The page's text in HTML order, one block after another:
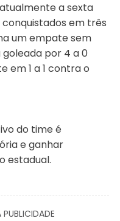
a sexta
em três
um empate sem
goleada por 4 a 0
em 1 a 1 contra o
do time é
e ganhar
estadual.